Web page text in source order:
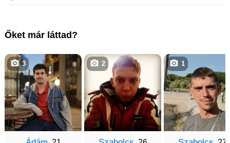
Őket már láttad?
3 2 1